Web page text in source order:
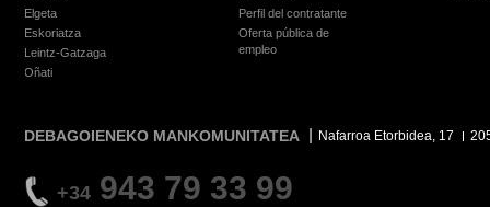
Elgeta
Eskoriatza
Leintz-Gatzaga
Oñati
Perfil del contratante
Oferta pública de
empleo
DEBAGOIENEKO MANKOMUNITATEA Nafarroa Etorbidea, 17
+34 943 79 33 99